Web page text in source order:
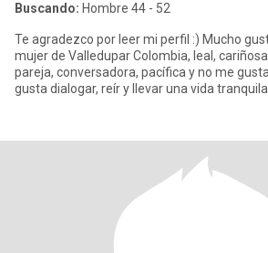
Buscando: Hombre 44 - 52
Te agradezco por leer mi perfil :) Mucho
mujer de Valledupar Colombia, leal,
pareja, conversadora, pacífica y no me
gusta dialogar, reír y llevar una vida